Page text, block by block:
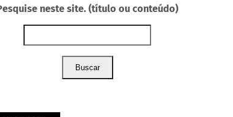
neste site. (título ou conteúdo)
Buscar